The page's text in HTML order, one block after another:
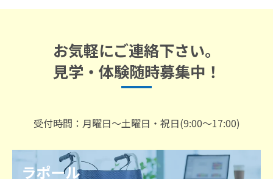
お気軽にご連絡下さい。
見学・体験随時募集中！
受付時間：月曜日～土曜日・祝日(9:00～17:00)
ラポール